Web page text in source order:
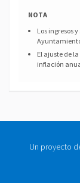
NOTA
Los ingresos
El ajuste de
inflación
Un proyecto